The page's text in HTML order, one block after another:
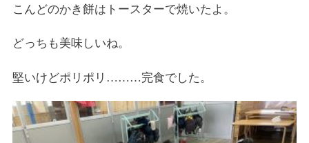
こんどのかき餅はトースターで焼いたよ。
どっちも美味しいね。
堅いけどポリポリ………完食でした。